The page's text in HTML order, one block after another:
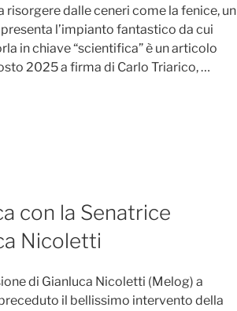
dalle ceneri come la fenice, un
l’impianto fantastico da cui
in chiave “scientifica” è un articolo
2025 a firma di Carlo Triarico, …
con la Senatrice
Nicoletti
di Gianluca Nicoletti (Melog) a
il bellissimo intervento della